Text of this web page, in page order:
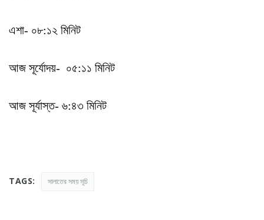
এশা- ০৮:১২ মিনিট
আজ সূর্যোদয়- ০৫:১১ মিনিট
আজ সূর্যাস্ত- ৬:৪৩ মিনিট
TAGS: সালাতের সময় সূচি